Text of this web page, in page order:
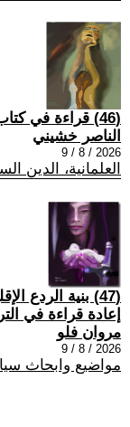
(46) قراءة في كتاب البخاري
الناصر خشيني
2026 / 8 / 9
العلمانية، الدين
(47) بنية الردع
إعادة قراءة في
مروان فلو
2026 / 8 / 9
مواضيع وابحاث